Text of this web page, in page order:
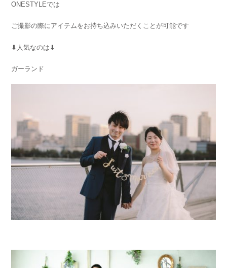
ONESTYLEでは
ご撮影の際にアイテムをお持ち込みいただくことが可能です
⬇︎人気なのは⬇︎
ガーランド